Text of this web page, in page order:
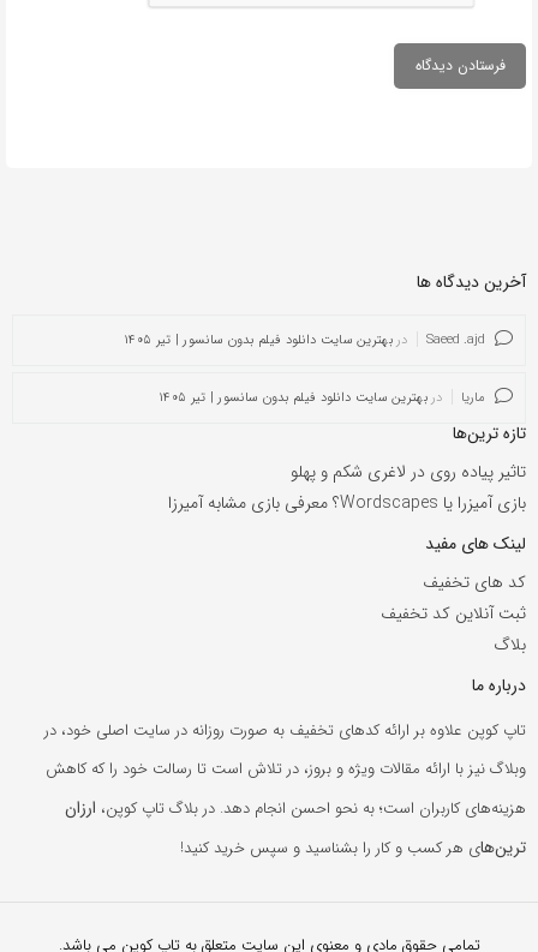
آخرین دیدگاه ها
Saeed .ajd در بهترین سایت دانلود فیلم بدون سانسور | تیر ۱۴۰۵
ماریا در بهترین سایت دانلود فیلم بدون سانسور | تیر ۱۴۰۵
تازه ترین‌ها
تاثیر پیاده روی در لاغری شکم و پهلو
بازی آمیزرا یا Wordscapes؟ معرفی بازی مشابه آمیرزا
لینک های مفید
کد های تخفیف
ثبت آنلاین کد تخفیف
بلاگ
درباره ما
تاپ کوپن علاوه بر ارائه کدهای تخفیف به صورت روزانه در سایت اصلی خود، در
وبلاگ نیز با ارائه مقالات ویژه و بروز، در تلاش است تا رسالت خود را که کاهش
هزینه‌های کاربران است؛ به نحو احسن انجام دهد. در بلاگ تاپ کوپن، ارزان
ترین‌های هر کسب و کار را بشناسید و سپس خرید کنید!
تمامی حقوق مادی و معنوی این سایت متعلق به تاپ کوپن می باشد.